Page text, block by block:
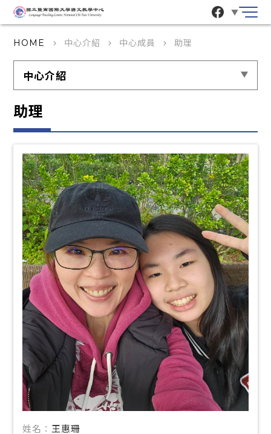
▼
HOME keyboard_arrow_right 中心介紹 keyboard_arrow_right 中心成員 keyboard_arrow_right 助理
中心介紹
助理
姓名： 王惠珊